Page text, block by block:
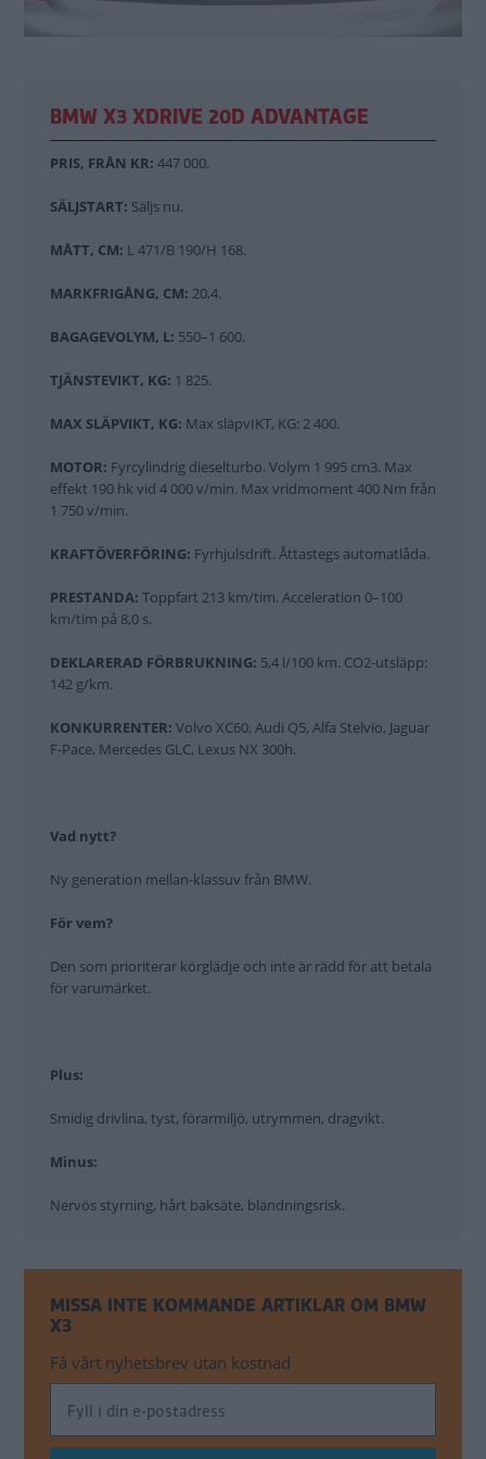
BMW X3 XDRIVE 20D ADVANTAGE
PRIS, FRÅN KR: 447 000.
SÄLJSTART: Säljs nu.
MÅTT, CM: L 471/B 190/H 168.
MARKFRIGÅNG, CM: 20,4.
BAGAGEVOLYM, L: 550–1 600.
TJÄNSTEVIKT, KG: 1 825.
MAX SLÄPVIKT, KG: Max släpvIKT, KG: 2 400.
MOTOR: Fyrcylindrig dieselturbo. Volym 1 995 cm3. Max
effekt 190 hk vid 4 000 v/min. Max vridmoment 400 Nm från
1 750 v/min.
KRAFTÖVERFÖRING: Fyrhjulsdrift. Åttastegs automatlåda.
PRESTANDA: Toppfart 213 km/tim. Acceleration 0–100
km/tim på 8,0 s.
DEKLARERAD FÖRBRUKNING: 5,4 l/100 km. CO2-utsläpp:
142 g/km.
KONKURRENTER: Volvo XC60, Audi Q5, Alfa Stelvio, Jaguar
F-Pace, Mercedes GLC, Lexus NX 300h.
Vad nytt?
Ny generation mellan-klassuv från BMW.
För vem?
Den som prioriterar körglädje och inte är rädd för att betala
för varumärket.
Plus:
Smidig drivlina, tyst, förarmiljö, utrymmen, dragvikt.
Minus:
Nervös styrning, hårt baksäte, bländningsrisk.
MISSA INTE KOMMANDE ARTIKLAR OM BMW
X3
Få vårt nyhetsbrev utan kostnad